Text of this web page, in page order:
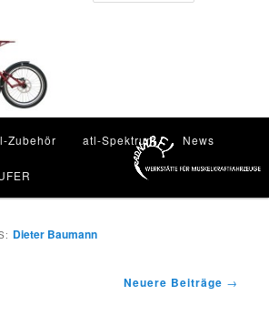
Zubehör atl-Spektrum News
Dieter Baumann
Neuere Beiträge →